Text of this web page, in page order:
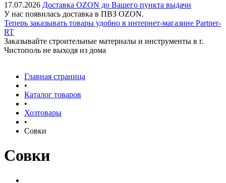
17.07.2026 Доставка OZON до Вашего пункта выдачи
У нас появилась доставка в ПВЗ OZON.
Теперь заказывать товары удобно в интернет-магазине Partner-
RT
Заказывайте строительные материалы и инструменты в г.
Чистополь не выходя из дома
Главная страница
•
Каталог товаров
•
Хозтовары
•
Совки
Совки